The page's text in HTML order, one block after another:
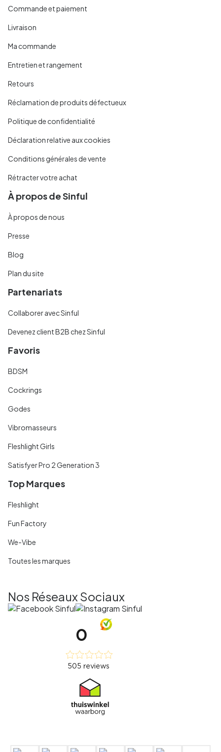
Commande et paiement
Livraison
Ma commande
Entretien et rangement
Retours
Réclamation de produits défectueux
Politique de confidentialité
Déclaration relative aux cookies
Conditions générales de vente
Rétracter votre achat
À propos de Sinful
À propos de nous
Presse
Blog
Plan du site
Partenariats
Collaborer avec Sinful
Devenez client B2B chez Sinful
Favoris
BDSM
Cockrings
Godes
Vibromasseurs
Fleshlight Girls
Satisfyer Pro 2 Generation 3
Top Marques
Fleshlight
Fun Factory
We-Vibe
Toutes les marques
Nos Réseaux Sociaux